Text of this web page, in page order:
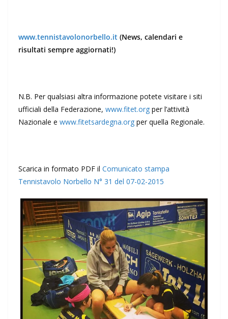
www.tennistavolonorbello.it (News, calendari e
risultati sempre aggiornati!)
N.B. Per qualsiasi altra informazione potete visitare i siti
ufficiali della Federazione, www.fitet.org per l’attività
Nazionale e www.fitetsardegna.org per quella Regionale.
Scarica in formato PDF il Comunicato stampa
Tennistavolo Norbello N° 31 del 07-02-2015